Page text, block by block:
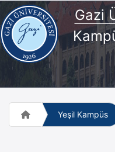
Gazi
Yeşil Kampüs